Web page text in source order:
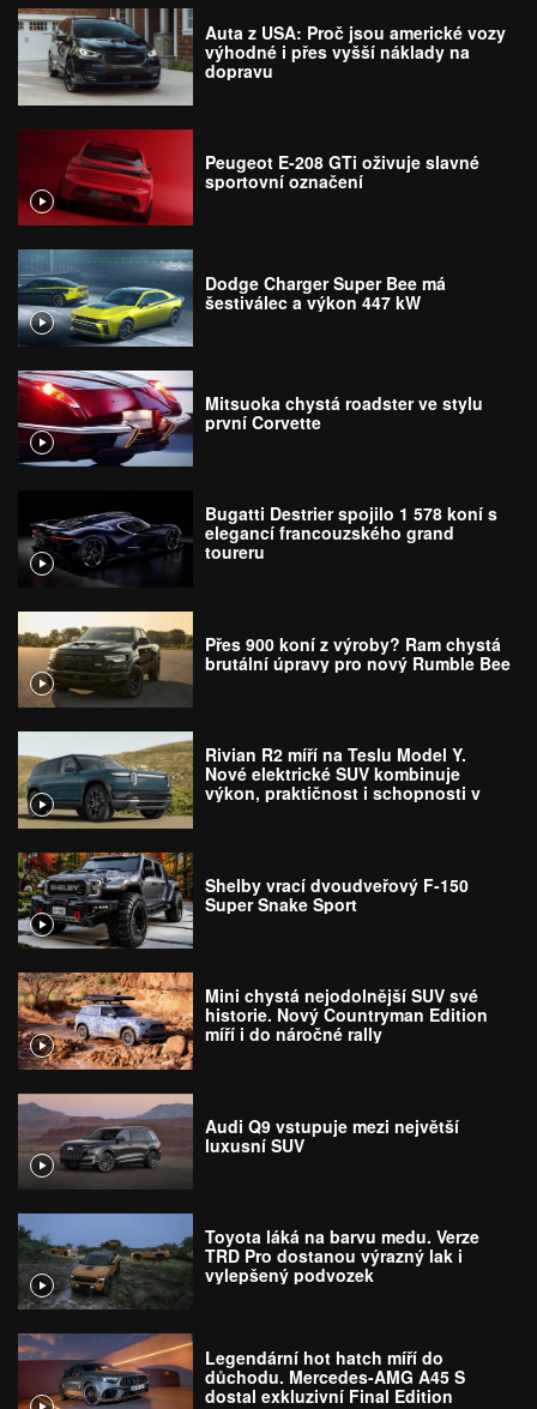
Auta z USA: Proč jsou americké vozy
výhodné i přes vyšší náklady na
dopravu
Peugeot E-208 GTi oživuje slavné
sportovní označení
Dodge Charger Super Bee má
šestiválec a výkon 447 kW
Mitsuoka chystá roadster ve stylu
první Corvette
Bugatti Destrier spojilo 1 578 koní s
elegancí francouzského grand
toureru
Přes 900 koní z výroby? Ram chystá
brutální úpravy pro nový Rumble Bee
Rivian R2 míří na Teslu Model Y.
Nové elektrické SUV kombinuje
výkon, praktičnost i schopnosti v
Shelby vrací dvoudveřový F-150
Super Snake Sport
Mini chystá nejodolnější SUV své
historie. Nový Countryman Edition
míří i do náročné rally
Audi Q9 vstupuje mezi největší
luxusní SUV
Toyota láká na barvu medu. Verze
TRD Pro dostanou výrazný lak i
vylepšený podvozek
Legendární hot hatch míří do
důchodu. Mercedes-AMG A45 S
dostal exkluzivní Final Edition